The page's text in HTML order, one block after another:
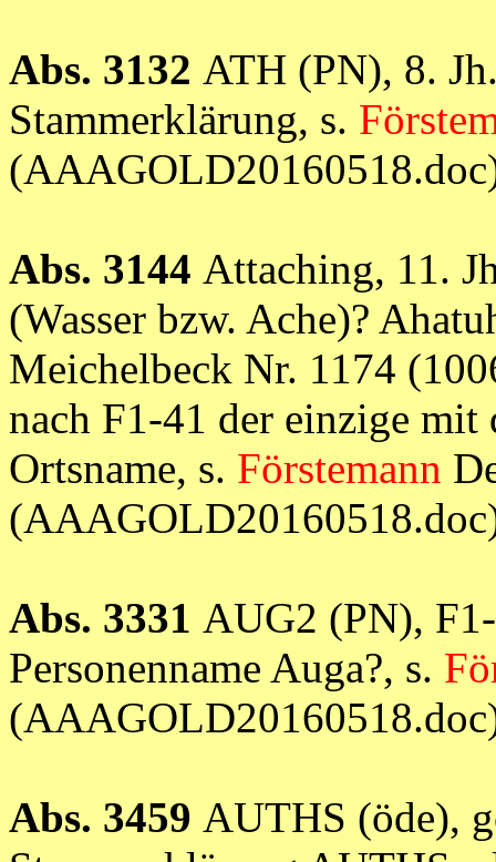
Abs. 3132 ATH (PN), 8.
Stammerklärung, s.
Abs. 3144 Attaching, 11.
(Wasser bzw. Ache)?
Meichelbeck Nr. 1174
nach F1-41 der einzige
Ortsname, s. Förstemann
Abs. 3331 AUG2 (PN),
Personenname Auga?, s.
Abs. 3459 AUTHS (öde),